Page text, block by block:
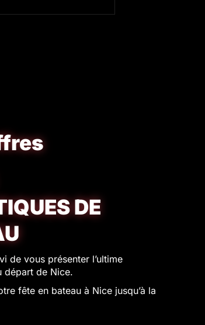
DE
de vous présenter l’ultime
départ de Nice.
fête en bateau à Nice jusqu’à la